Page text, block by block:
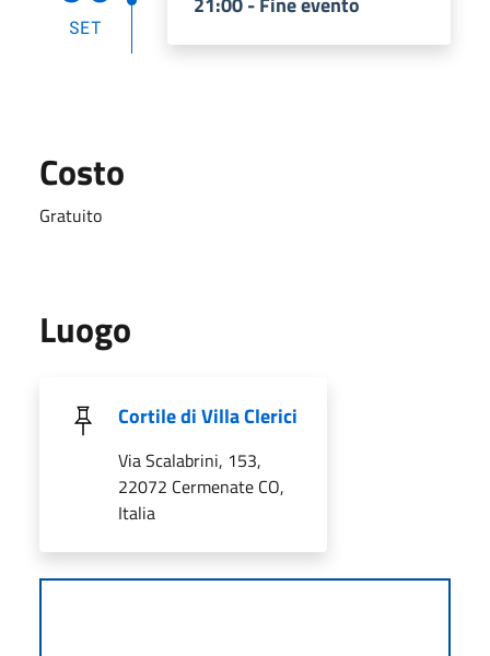
SET
Costo
Gratuito
Luogo
Cortile di Villa Clerici
Via Scalabrini, 153,
22072 Cermenate CO,
Italia